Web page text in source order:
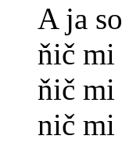
A ja
ňič mi
ňič mi
nič mi